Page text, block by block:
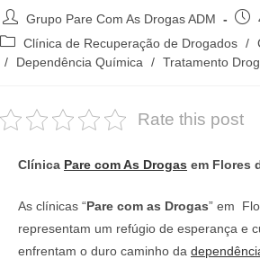
Autor
do
post:
Grupo Pare Com As Drogas ADM
Post
Categoria
do
Clínica de Recuperação de Drogados /
/
Dependência Química / Tratamento
Rate this post
Clínica Pare com As Drogas em Flores
As clínicas “Pare com as Drogas” em
representam um refúgio de esperança e
enfrentam o duro caminho da